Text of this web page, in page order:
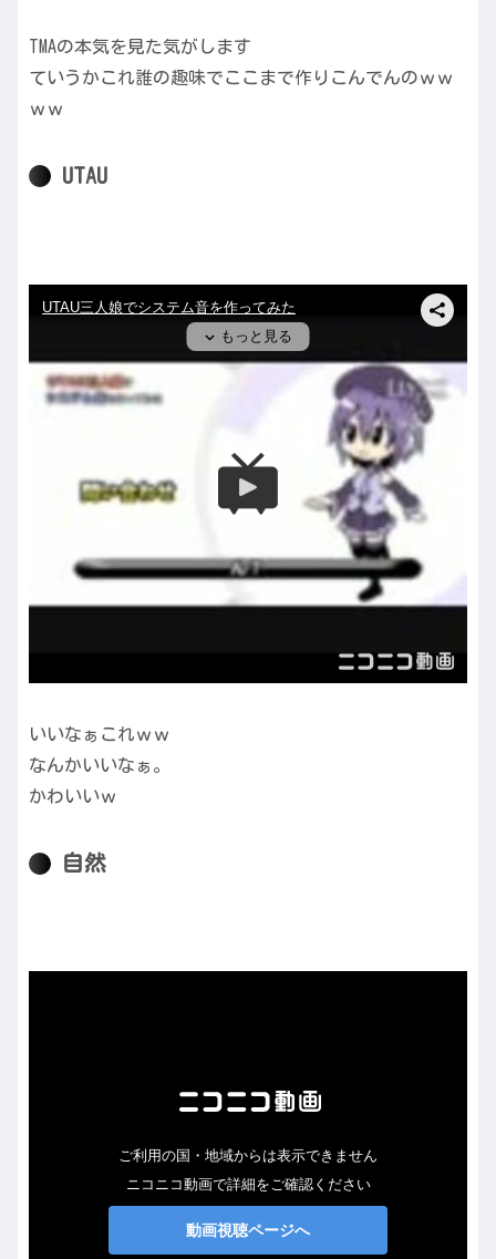
TMAの本気を見た気がします
ていうかこれ誰の趣味でここまで作りこんでんのｗｗ
ｗｗ
UTAU
いいなぁこれｗｗ
なんかいいなぁ。
かわいいｗ
自然